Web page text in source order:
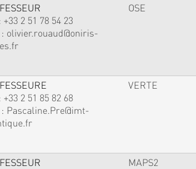
+33 2 51 78 54 23
olivier.rouaud@oniris-
OSE
+33 2 51 85 82 68
Pascaline.Pre@imt-
VERTE
MAPS2